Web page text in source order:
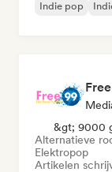
Indie pop
&gt; 9000
Alternatieve
Elektropop
Artikelen